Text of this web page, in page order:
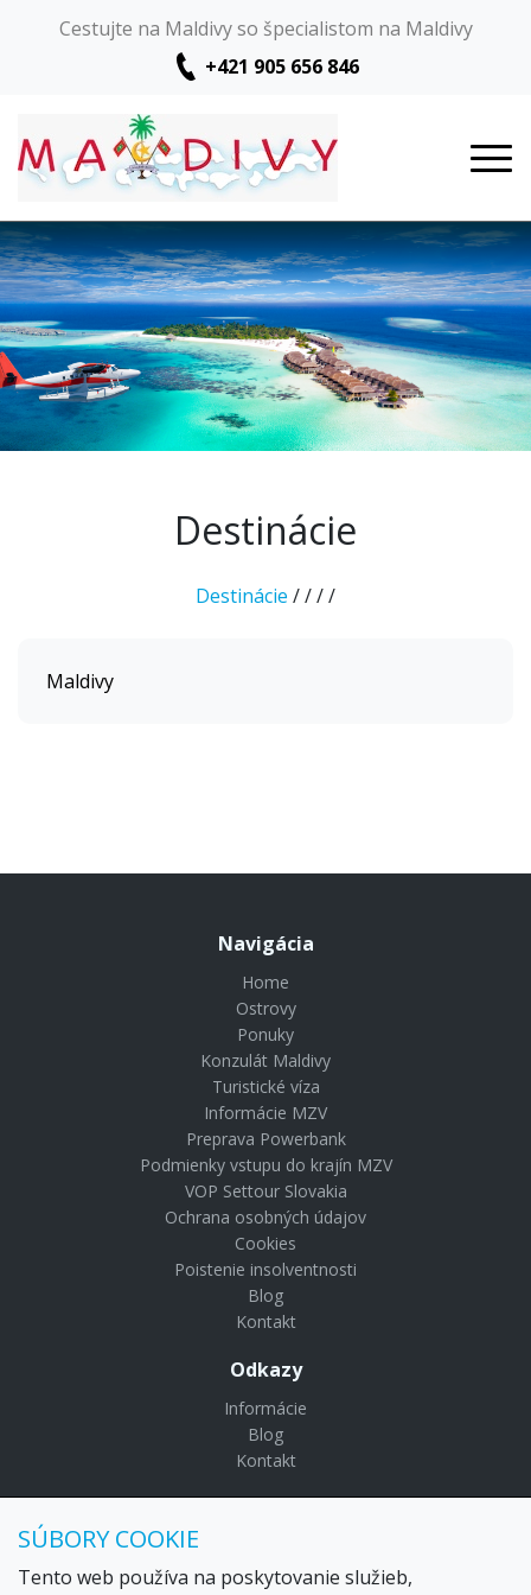
Cestujte na Maldivy so špecialistom na Maldivy
+421 905 656 846
Destinácie
Destinácie ////
Maldivy
Navigácia
Home
Ostrovy
Ponuky
Konzulát Maldivy
Turistické víza
Informácie MZV
Preprava Powerbank
Podmienky vstupu do krajín MZV
VOP Settour Slovakia
Ochrana osobných údajov
Cookies
Poistenie insolventnosti
Blog
Kontakt
Odkazy
Informácie
Blog
Kontakt
Maldivy.sk je značkou
Sídlo:Lazaretská 29, Bratislava 81109
SÚBORY COOKIE
Tento web používa na poskytovanie služieb,